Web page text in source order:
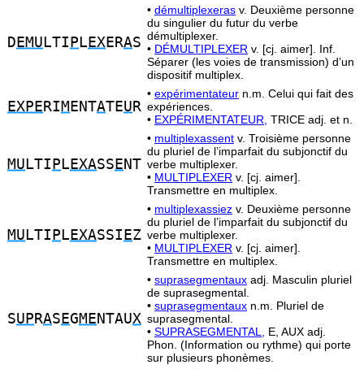
D EMU LTI P L EXERAS
• démultiplexeras v. Deuxième personne
du singulier du futur du verbe
démultiplexer.
• DÉMULTIPLEXER v. [cj. aimer]. Inf.
Séparer (les voies de transmission) d’un
dispositif multiplex.
EXPE RI M ENTATEU R
• expérimentateur n.m. Celui qui fait des
expériences.
• EXPÉRIMENTATEUR, TRICE adj. et n.
MU LTI P L EXASS E NT
• multiplexassent v. Troisième personne
du pluriel de l’imparfait du subjonctif du
verbe multiplexer.
• MULTIPLEXER v. [cj. aimer].
Transmettre en multiplex.
MU LTI P L EXASSI EZ
• multiplexassiez v. Deuxième personne
du pluriel de l’imparfait du subjonctif du
verbe multiplexer.
• MULTIPLEXER v. [cj. aimer].
Transmettre en multiplex.
SUP RAS EGME NTAUX
• suprasegmentaux adj. Masculin pluriel
de suprasegmental.
• suprasegmentaux n.m. Pluriel de
suprasegmental.
• SUPRASEGMENTAL,
E, AUX adj.
Phon. (Information ou rythme) qui porte
sur plusieurs phonèmes.